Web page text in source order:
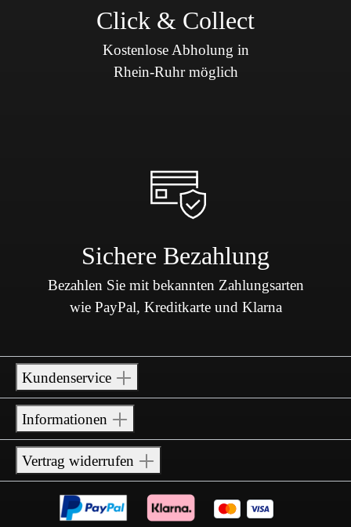
Click & Collect
Kostenlose Abholung in
Rhein-Ruhr möglich
Sichere Bezahlung
Bezahlen Sie mit bekannten Zahlungsarten
wie PayPal, Kreditkarte und Klarna
Kundenservice
Informationen
Vertrag widerrufen